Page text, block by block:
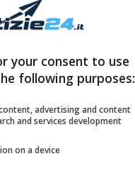
anche molti altri
your consent to use
following purposes:
advertising and content
and services development
on a device